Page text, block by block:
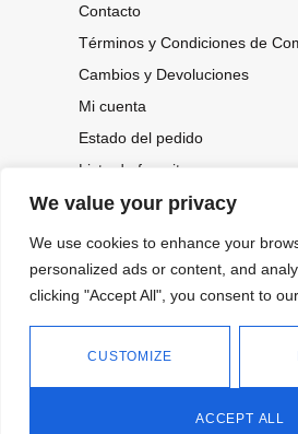
We value your privacy
We use cookies to enhance your
personalized ads or content, and
clicking "Accept All", you consent to
CUSTOMIZE
ACCEPT ALL
Contacto
Términos y Condiciones de
Cambios y Devoluciones
Mi cuenta
Estado del pedido
Lista de favoritos
CONOCE NUESTRAS
OFERTAS...
2026.